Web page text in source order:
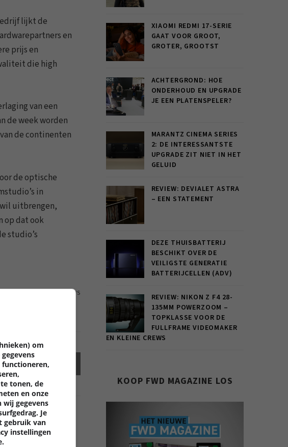
lijkt de
en
prijs en
die high
van een
de week worden
de continenten
de optische
in
uitbrengen,
op dat ook
studio’s
911 VIEWS
Volgendeartikel
XIAOMI REDMI 17-SERIE
GAAT VOOR GROOT,
GROTER, GROOTST
ACHTERGROND: HOE
ONDERHOUD EN UPGRADE
JE EEN PLATENSPELER?
MARANTZ CINEMA SERIES
2: DE INTERESSANTSTE
UPGRADE ZIT NIET IN HET
GELUID
REVIEW: DEVIALET ASTRA
– EEN STATEMENT
DEZE THUISBATTERIJ
BESCHIKT OVER DE
VEILIGSTE GENERATIE
BATTERIJCELLEN (ADV)
REVIEW: NIKON Z F4 28-
135MM POWERZOOM –
TOPKLASSE VOOR DE
FULLFRAME VIDEOMAKER
EN KLEINE CREWS
KOOP FWD MAGAZINE LOS
om
tonen, de
en onze
gegevens
Je
gebruik van
instellingen